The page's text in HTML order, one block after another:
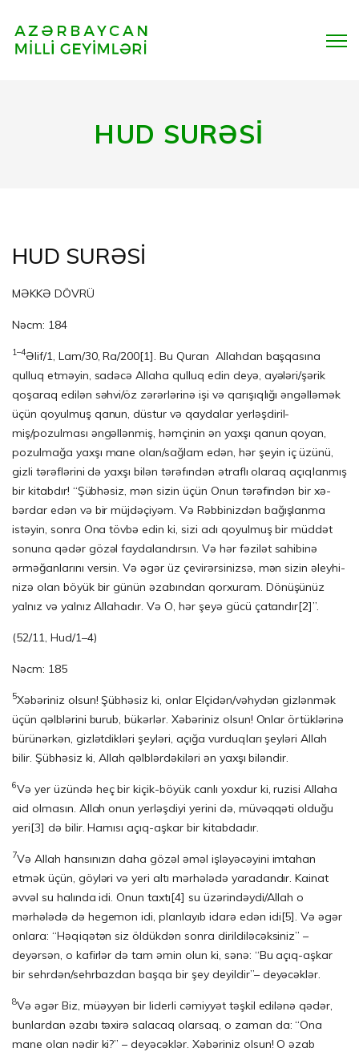
HUD SURƏSİ
HUD SURƏSİ
MƏKKƏ DÖVRÜ
Nəcm: 184
1–4Əlif/1, Lam/30, Ra/200[1]. Bu Quran Allahdan başqasına
qulluq etməyin, sa­də­cə Allaha qulluq edin deyə, ayələri/şərik
qoşaraq edilən səhvi/öz zərərlərinə işi və qarışıqlığı əngəlləmək
üçün qoyulmuş qanun, düstur və qaydalar yerləş­diril­
miş/pozulması əngəllənmiş, həmçinin ən yaxşı qanun qoyan,
pozulmağa yaxşı mane olan/sağlam edən, hər şeyin iç üzünü,
gizli tərəflərini də yaxşı bilən tərəfındən ət­raf­lı olaraq açıqlanmış
bir kitabdır! “Şübhəsiz, mən sizin üçün Onun tərəfindən bir xə­
bər­dar edən və bir müjdəçiyəm. Və Rəbbinizdən bağışlanma
istəyin, sonra Ona töv­bə edin ki, sizi adı qoyulmuş bir müddət
sonuna qədər gözəl faydalandırsın. Və hər fəzilət sahibinə
ərməğanlarını versin. Və əgər üz çevirərsinizsə, mən sizin əley­hi­
ni­zə olan böyük bir günün əzabından qorxuram. Dönüşünüz
yalnız və yalnız Allahadır. Və O, hər şeyə gücü çatandır[2]”.
(52/11, Hud/1–4)
Nəcm: 185
5Xəbəriniz olsun! Şübhəsiz ki, onlar Elçidən/vəhydən gizlənmək
üçün qəlblərini bu­rub, bükərlər. Xəbəriniz olsun! Onlar örtüklərinə
bürünərkən, gizlətdikləri şeyləri, açı­ğa vurduqları şeyləri Allah
bilir. Şübhəsiz ki, Allah qəlblərdəkiləri ən yaxşı bi­lən­dir.
6Və yer üzündə heç bir kiçik-böyük canlı yoxdur ki, ruzisi Allaha
aid olmasın. Allah onun yerləşdiyi yerini də, müvəqqəti olduğu
yeri[3] də bilir. Hamısı açıq-aşkar bir kitabdadır.
7Və Allah hansınızın daha gözəl əməl işləyəcəyini imtahan
etmək üçün, göyləri və yeri altı mərhələdə yaradandır. Kainat
əvvəl su halında idi. Onun taxtı[4] su üzərindəydi/Allah o
mərhələdə də hegemon idi, planlayıb idarə edən idi[5]. Və əgər
onlara: “Həqiqətən siz öldükdən sonra dirildiləcəksiniz” –
deyərsən, o kafirlər də tam əmin olun ki, sənə: “Bu açıq-aşkar
bir sehrdən/sehrbazdan başqa bir şey deyildir”– deyəcəklər.
8Və əgər Biz, müəyyən bir liderli cəmiyyət təşkil edilənə qədər,
bunlardan əzabı təxirə salacaq olarsaq, o zaman da: “Ona
mane olan nədir ki?” – deyəcəklər. Xəbəriniz olsun! O əzab